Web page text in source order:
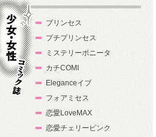
プリンセス
プチプリンセス
ミステリーボニータ
カチCOMI
Eleganceイブ
フォアミセス
恋愛LoveMAX
恋愛チェリーピンク